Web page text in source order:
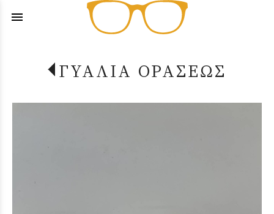
menu
ΓΥΑΛΙΑ ΟΡΑΣΕΩΣ